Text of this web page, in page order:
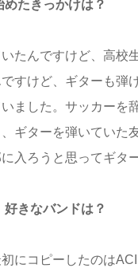
たきっかけは？
たんですけど、高校
すけど、ギターも弾
ました。サッカーを
ギターを弾いていた
入ろうと思ってギタ
きなバンドは？
にコピーしたのは